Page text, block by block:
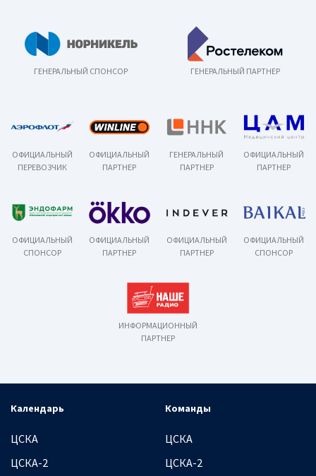
ГЕНЕРАЛЬНЫЙ СПОНСОР ГЕНЕРАЛЬНЫЙ ПАРТНЕР
ОФИЦИАЛЬНЫЙ
ПЕРЕВОЗЧИК
ОФИЦИАЛЬНЫЙ
ПАРТНЕР
ГЕНЕРАЛЬНЫЙ
ПАРТНЕР
ОФИЦИАЛЬНЫЙ
ПАРТНЕР
ОФИЦИАЛЬНЫЙ
СПОНСОР
ОФИЦИАЛЬНЫЙ
ПАРТНЕР
ОФИЦИАЛЬНЫЙ
ПАРТНЕР
ОФИЦИАЛЬНЫЙ
СПОНСОР
ИНФОРМАЦИОННЫЙ
ПАРТНЕР
Календарь
ЦСКА
ЦСКА-2
Команды
ЦСКА
ЦСКА-2